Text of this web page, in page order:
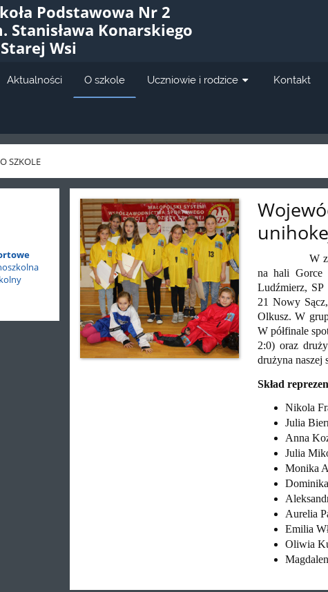
Podstawowa Nr 2
Stanisława Konarskiego
Wsi
Aktualności O szkole Uczniowie i rodzice Kontakt
O SZKOLE
W
na hali Gorce
Ludźmierz, SP
21 Nowy
Olkusz. W
W półfinale
2:0) oraz
drużyna naszej
Skład
Nikola
Julia
Anna
Julia
Monika
Aurelia
Emilia
Oliwia